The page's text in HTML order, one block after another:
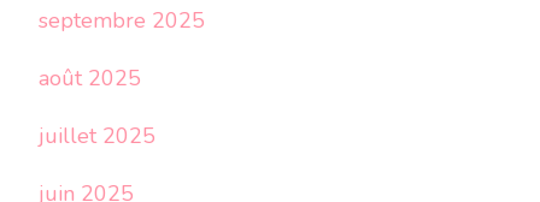
septembre 2025
août 2025
juillet 2025
juin 2025